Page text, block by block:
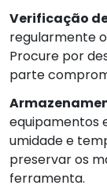
Verificação
regularmente
Procure por
parte
equipamentos
umidade e
preservar os
ferramenta.